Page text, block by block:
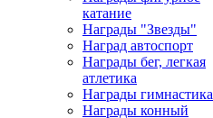
катание
Награды "Звезды"
Наград автоспорт
Награды бег, легкая
атлетика
Награды гимнастика
Награды конный